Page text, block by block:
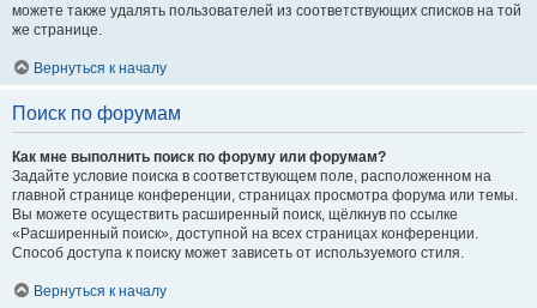
можете также удалять пользователей из соответствующих списков на той
же странице.
Вернуться к началу
Поиск по форумам
Как мне выполнить поиск по форуму или форумам?
Задайте условие поиска в соответствующем поле, расположенном на
главной странице конференции, страницах просмотра форума или темы.
Вы можете осуществить расширенный поиск, щёлкнув по ссылке
«Расширенный поиск», доступной на всех страницах конференции.
Способ доступа к поиску может зависеть от используемого стиля.
Вернуться к началу